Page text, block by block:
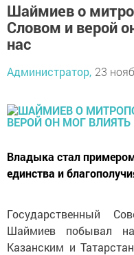
Шаймиев о
Словом и верой
нас
Администратор, 23
Владыка стал
единства и
Государственный
Шаймиев побывал
Казанским и